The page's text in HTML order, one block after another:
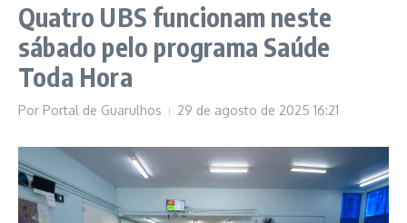
Quatro UBS funcionam neste
sábado pelo programa Saúde
Toda Hora
Por Portal de Guarulhos 29 de agosto de 2025 16:21